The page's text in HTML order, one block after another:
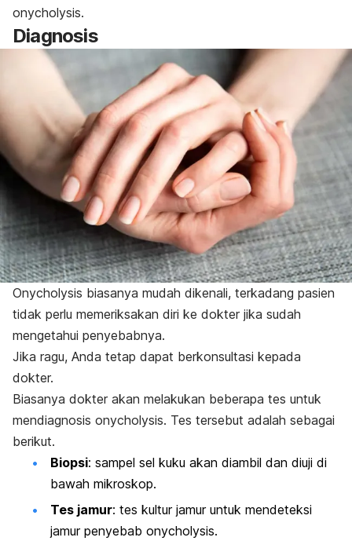
onycholysis.
Diagnosis
Onycholysis biasanya mudah dikenali, terkadang pasien
tidak perlu memeriksakan diri ke dokter jika sudah
mengetahui penyebabnya.
Jika ragu, Anda tetap dapat berkonsultasi kepada
dokter.
Biasanya dokter akan melakukan beberapa tes untuk
mendiagnosis onycholysis. Tes tersebut adalah sebagai
berikut.
Biopsi: sampel sel kuku akan diambil dan diuji di
bawah mikroskop.
Tes jamur: tes kultur jamur untuk mendeteksi
jamur penyebab onycholysis.